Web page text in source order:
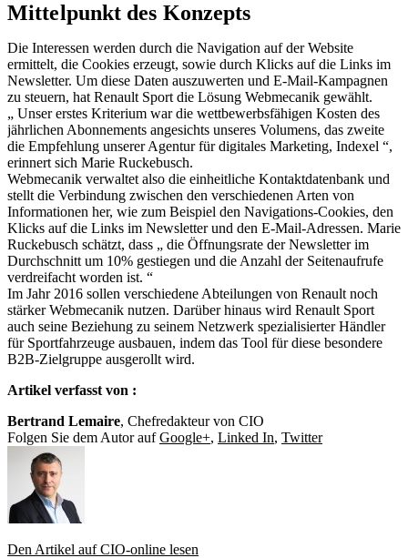
Mittelpunkt des Konzepts
Die Interessen werden durch die Navigation auf der Website
ermittelt, die Cookies erzeugt, sowie durch Klicks auf die Links im
Newsletter. Um diese Daten auszuwerten und E-Mail-Kampagnen
zu steuern, hat Renault Sport die Lösung Webmecanik gewählt.
„ Unser erstes Kriterium war die wettbewerbsfähigen Kosten des
jährlichen Abonnements angesichts unseres Volumens, das zweite
die Empfehlung unserer Agentur für digitales Marketing, Indexel “,
erinnert sich Marie Ruckebusch.
Webmecanik verwaltet also die einheitliche Kontaktdatenbank und
stellt die Verbindung zwischen den verschiedenen Arten von
Informationen her, wie zum Beispiel den Navigations-Cookies, den
Klicks auf die Links im Newsletter und den E-Mail-Adressen. Marie
Ruckebusch schätzt, dass „ die Öffnungsrate der Newsletter im
Durchschnitt um 10% gestiegen und die Anzahl der Seitenaufrufe
verdreifacht worden ist. “
Im Jahr 2016 sollen verschiedene Abteilungen von Renault noch
stärker Webmecanik nutzen. Darüber hinaus wird Renault Sport
auch seine Beziehung zu seinem Netzwerk spezialisierter Händler
für Sportfahrzeuge ausbauen, indem das Tool für diese besondere
B2B-Zielgruppe ausgerollt wird.
Artikel verfasst von :
Bertrand Lemaire, Chefredakteur von CIO
Folgen Sie dem Autor aufGoogle+, Linked In, Twitter
Den Artikel auf CIO-online lesen